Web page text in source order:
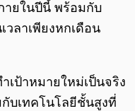
ายในปีนี้ พร้อมกับ
วลาเพียงหกเดือน
เป้าหมายใหม่เป็นจริง
บเทคโนโลยีชั้นสูงที่